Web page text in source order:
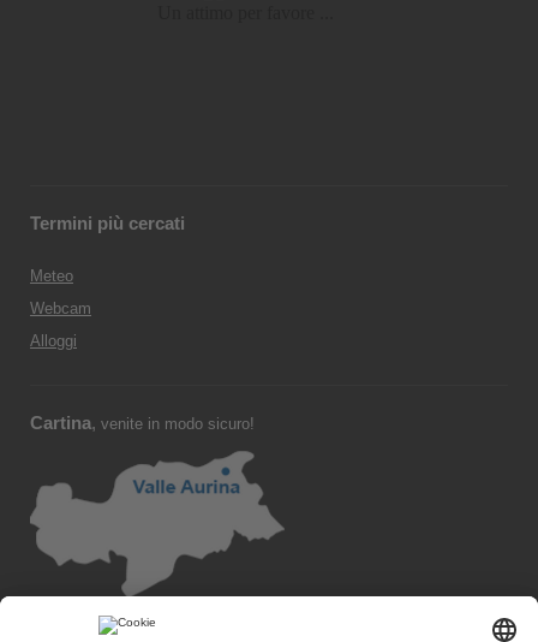
Termini più cercati
Meteo
Webcam
Alloggi
Cartina, venite in modo sicuro!